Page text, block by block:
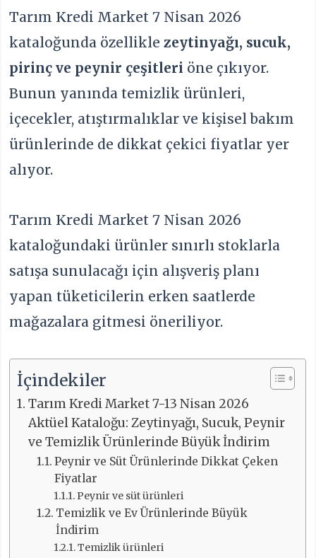
Tarım Kredi Market 7 Nisan 2026
kataloğunda özelliklezeytinyağı, sucuk,
pirinç ve peynir çeşitleri öne çıkıyor.
Bunun yanında temizlik ürünleri,
içecekler, atıştırmalıklar ve kişisel bakım
ürünlerinde de dikkat çekici fiyatlar yer
alıyor.
Tarım Kredi Market 7 Nisan 2026
kataloğundaki ürünler sınırlı stoklarla
satışa sunulacağı için alışveriş planı
yapan tüketicilerin erken saatlerde
mağazalara gitmesi öneriliyor.
İçindekiler
Tarım Kredi Market 7-13 Nisan 2026
Aktüel Kataloğu: Zeytinyağı, Sucuk, Peynir
ve Temizlik Ürünlerinde Büyük İndirim
Peynir ve Süt Ürünlerinde Dikkat Çeken
Fiyatlar
Peynir ve süt ürünleri
Temizlik ve Ev Ürünlerinde Büyük
İndirim
Temizlik ürünleri